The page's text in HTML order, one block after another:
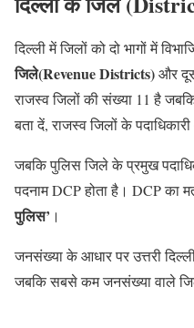
दिल्ली में जिलों को दो भागों में
जिले(Revenue Districts)और
राजस्व जिलों की संख्या 11 है
बता दें, राजस्व जिलों के पदाधिकारी
जबकि पुलिस जिले के प्रमुख
पदनाम DCP होता है। DCP का
पुलिस’ ।
जनसंख्या के आधार पर उत्तरी
जबकि सबसे कम जनसंख्या वाले